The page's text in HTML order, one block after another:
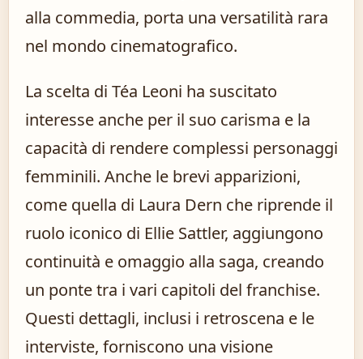
alla commedia, porta una versatilità rara
nel mondo cinematografico.
La scelta di Téa Leoni ha suscitato
interesse anche per il suo carisma e la
capacità di rendere complessi personaggi
femminili. Anche le brevi apparizioni,
come quella di Laura Dern che riprende il
ruolo iconico di Ellie Sattler, aggiungono
continuità e omaggio alla saga, creando
un ponte tra i vari capitoli del franchise.
Questi dettagli, inclusi i retroscena e le
interviste, forniscono una visione